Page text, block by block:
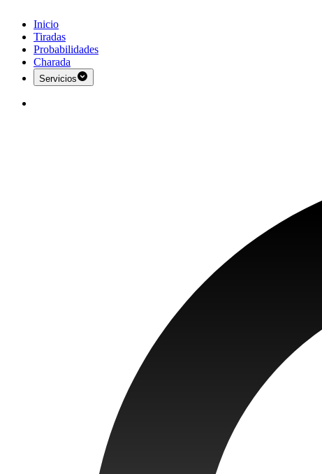
Inicio
Tiradas
Probabilidades
Charada
Servicios